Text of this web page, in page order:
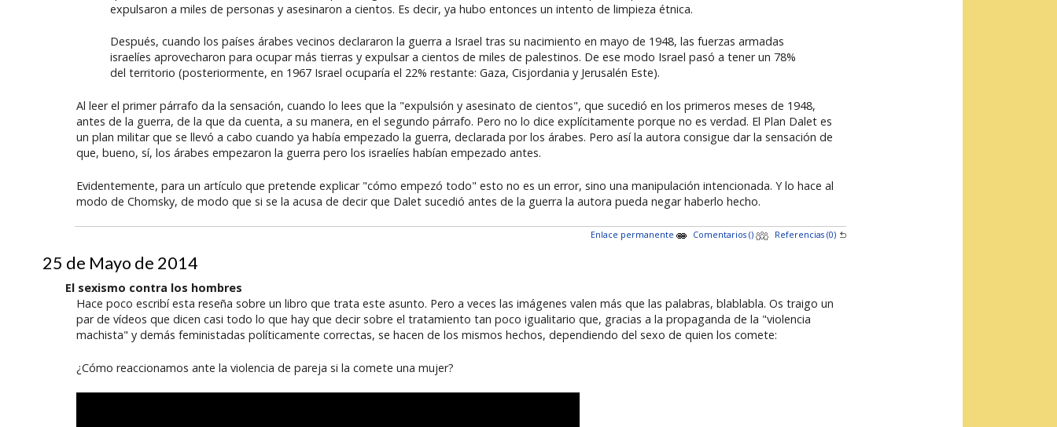
expulsaron a miles de personas y asesinaron a cientos. Es decir, ya hubo entonces un intento de limpieza étnica.
Después, cuando los países árabes vecinos declararon la guerra a Israel tras su nacimiento en mayo de 1948, las fuerzas armadas
israelíes aprovecharon para ocupar más tierras y expulsar a cientos de miles de palestinos. De ese modo Israel pasó a tener un 78%
del territorio (posteriormente, en 1967 Israel ocuparía el 22% restante: Gaza, Cisjordania y Jerusalén Este).
Al leer el primer párrafo da la sensación, cuando lo lees que la "expulsión y asesinato de cientos", que sucedió en los primeros meses de 1948,
antes de la guerra, de la que da cuenta, a su manera, en el segundo párrafo. Pero no lo dice explícitamente porque no es verdad. El Plan Dalet es
un plan militar que se llevó a cabo cuando ya había empezado la guerra, declarada por los árabes. Pero así la autora consigue dar la sensación de
que, bueno, sí, los árabes empezaron la guerra pero los israelíes habían empezado antes.
Evidentemente, para un artículo que pretende explicar "cómo empezó todo" esto no es un error, sino una manipulación intencionada. Y lo hace al
modo de Chomsky, de modo que si se la acusa de decir que Dalet sucedió antes de la guerra la autora pueda negar haberlo hecho.
Enlace permanente Comentarios () Referencias (0)
25 de Mayo de 2014
El sexismo contra los hombres
Hace poco escribí esta reseña sobre un libro que trata este asunto. Pero a veces las imágenes valen más que las palabras, blablabla. Os traigo un
par de vídeos que dicen casi todo lo que hay que decir sobre el tratamiento tan poco igualitario que, gracias a la propaganda de la "violencia
machista" y demás feministadas políticamente correctas, se hacen de los mismos hechos, dependiendo del sexo de quien los comete:
¿Cómo reaccionamos ante la violencia de pareja si la comete una mujer?